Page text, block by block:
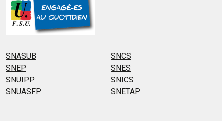
SNASUB
SNCS
SNEP
SNES
SNUIPP
SNICS
SNUASFP
SNETAP